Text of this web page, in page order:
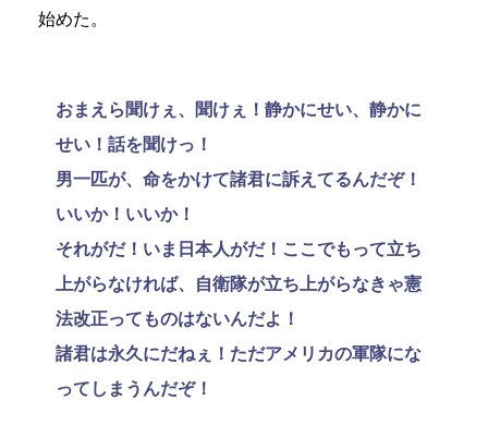
始めた。
おまえら聞けぇ、聞けぇ！静かにせい、静かに
せい！話を聞けっ！
男一匹が、命をかけて諸君に訴えてるんだぞ！
いいか！いいか！
それがだ！いま日本人がだ！ここでもって立ち
上がらなければ、自衛隊が立ち上がらなきゃ憲
法改正ってものはないんだよ！
諸君は永久にだねぇ！ただアメリカの軍隊にな
ってしまうんだぞ！